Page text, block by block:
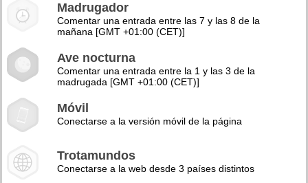
Madrugador
Comentar una entrada entre las 7 y las 8 de la
mañana [GMT +01:00 (CET)]
Ave nocturna
Comentar una entrada entre la 1 y las 3 de la
madrugada [GMT +01:00 (CET)]
Móvil
Conectarse a la versión móvil de la página
Trotamundos
Conectarse a la web desde 3 países distintos